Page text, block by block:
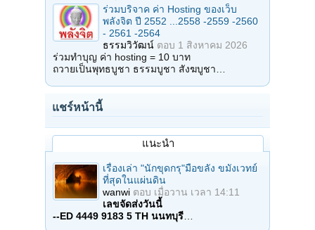
ร่วมบริจาค ค่า Hosting ของเว็บ
พลังจิต ปี 2552 ...2558 -2559 -2560
- 2561 -2564
ธรรมวิวัฒน์ ตอบ 1 สิงหาคม 2026
ร่วมทำบุญ ค่า hosting = 10 บาท
ถวายเป็นพุทธบูชา ธรรมบูชา สังฆบูชา…
แชร์หน้านี้
แนะนำ
เรื่องเล่า "นักขุดกรุ"มือขลัง ขมังเวทย์
ที่สุดในแผ่นดิน
wanwi ตอบ เมื่อวาน เวลา 14:11
เลขจัดส่งวันนี้
--ED 4449 9183 5 TH นนทบุรี